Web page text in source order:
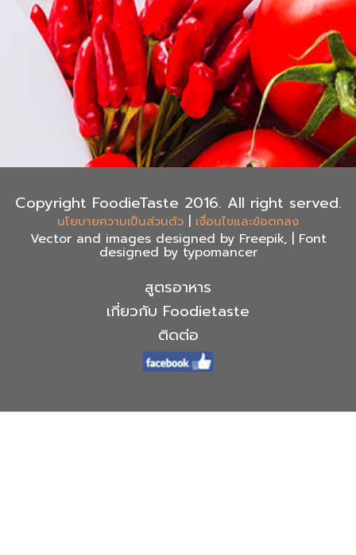
Copyright FoodieTaste 2016. All right served.
นโยบายความเป็นส่วนตัว | เงื่อนไขและข้อตกลง
Vector and images designed by Freepik, | Font
designed by typomancer
สูตรอาหาร
เกี่ยวกับ Foodietaste
ติดต่อ